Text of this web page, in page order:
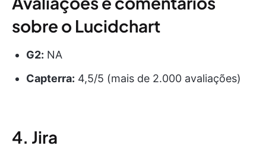
sobre o Lucidchart
G2: NA
Capterra: 4,5/5 (mais de 2.000 avaliações)
4. Jira